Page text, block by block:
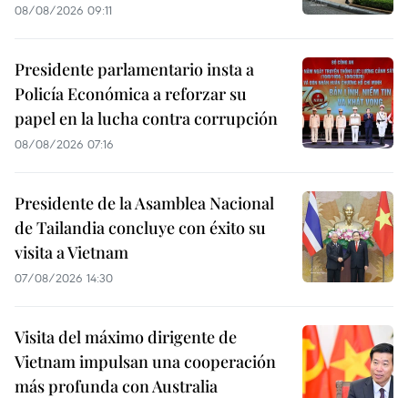
08/08/2026 09:11
Presidente parlamentario insta a
Policía Económica a reforzar su
papel en la lucha contra corrupción
08/08/2026 07:16
Presidente de la Asamblea Nacional
de Tailandia concluye con éxito su
visita a Vietnam
07/08/2026 14:30
Visita del máximo dirigente de
Vietnam impulsan una cooperación
más profunda con Australia